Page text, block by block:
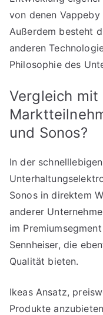
von denen
Außerdem besteht
anderen
Philosophie des
Vergleich mit
und Sonos?
In der
Sonos in direktem
anderer
im
Sennheiser, die
Qualität bieten.
Ikeas Ansatz,
Produkte